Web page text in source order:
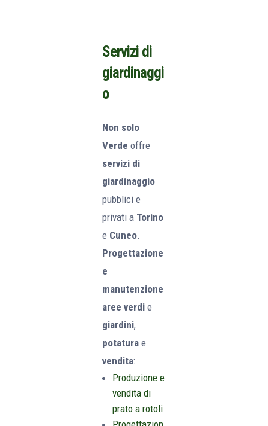
Servizi di
giardinaggi